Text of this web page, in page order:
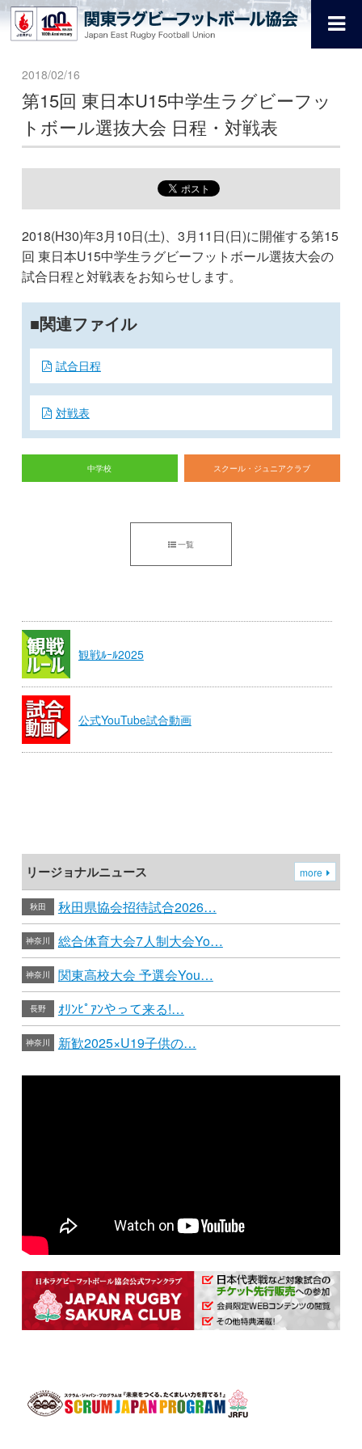
2018/02/16
第15回 東日本U15中学生ラグビーフッ
トボール選抜大会 日程・対戦表
2018(H30)年3月10日(土)、3月11日(日)に開催する第15
回 東日本U15中学生ラグビーフットボール選抜大会の
試合日程と対戦表をお知らせします。
関連ファイル
試合日程
対戦表
中学校 スクール・ジュニアクラブ
一覧
観戦ﾙｰﾙ2025
公式YouTube試合動画
リージョナルニュース more
秋田 秋田県協会招待試合2026…
神奈川 総合体育大会7人制大会Yo…
神奈川 関東高校大会 予選会You…
長野 ｵﾘﾝﾋﾟｱﾝやって来る!…
神奈川 新歓2025×U19子供の…